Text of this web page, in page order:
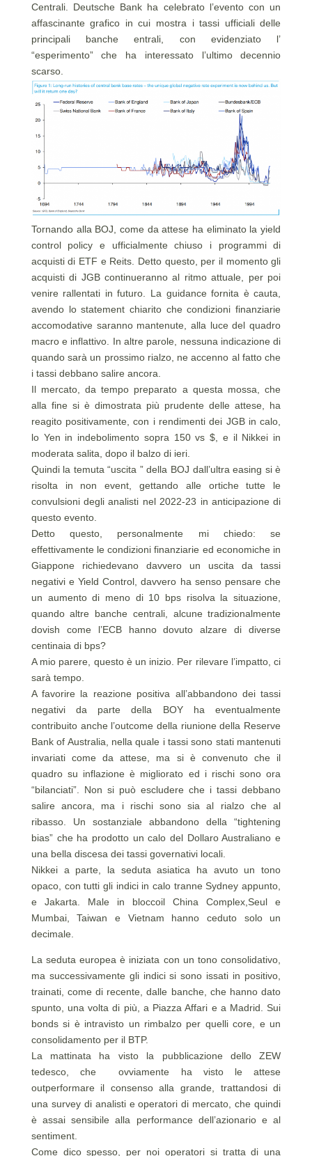
Centrali. Deutsche Bank ha celebrato l’evento con un
affascinante grafico in cui mostra i tassi ufficiali delle
principali banche entrali, con evidenziato l’
“esperimento” che ha interessato l’ultimo decennio
scarso.
Tornando alla BOJ, come da attese ha eliminato la yield
control policy e ufficialmente chiuso i programmi di
acquisti di ETF e Reits. Detto questo, per il momento gli
acquisti di JGB continueranno al ritmo attuale, per poi
venire rallentati in futuro. La guidance fornita è cauta,
avendo lo statement chiarito che condizioni finanziarie
accomodative saranno mantenute, alla luce del quadro
macro e inflattivo. In altre parole, nessuna indicazione di
quando sarà un prossimo rialzo, ne accenno al fatto che
i tassi debbano salire ancora.
Il mercato, da tempo preparato a questa mossa, che
alla fine si è dimostrata più prudente delle attese, ha
reagito positivamente, con i rendimenti dei JGB in calo,
lo Yen in indebolimento sopra 150 vs $, e il Nikkei in
moderata salita, dopo il balzo di ieri.
Quindi la temuta “uscita ” della BOJ dall’ultra easing si è
risolta in non event, gettando alle ortiche tutte le
convulsioni degli analisti nel 2022-23 in anticipazione di
questo evento.
Detto questo, personalmente mi chiedo: se
effettivamente le condizioni finanziarie ed economiche in
Giappone richiedevano davvero un uscita da tassi
negativi e Yield Control, davvero ha senso pensare che
un aumento di meno di 10 bps risolva la situazione,
quando altre banche centrali, alcune tradizionalmente
dovish come l’ECB hanno dovuto alzare di diverse
centinaia di bps?
A mio parere, questo è un inizio. Per rilevare l’impatto, ci
sarà tempo.
A favorire la reazione positiva all’abbandono dei tassi
negativi da parte della BOY ha eventualmente
contribuito anche l’outcome della riunione della Reserve
Bank of Australia, nella quale i tassi sono stati mantenuti
invariati come da attese, ma si è convenuto che il
quadro su inflazione è migliorato ed i rischi sono ora
“bilanciati”. Non si può escludere che i tassi debbano
salire ancora, ma i rischi sono sia al rialzo che al
ribasso. Un sostanziale abbandono della “tightening
bias” che ha prodotto un calo del Dollaro Australiano e
una bella discesa dei tassi governativi locali.
Nikkei a parte, la seduta asiatica ha avuto un tono
opaco, con tutti gli indici in calo tranne Sydney appunto,
e Jakarta. Male in bloccoil China Complex,Seul e
Mumbai, Taiwan e Vietnam hanno ceduto solo un
decimale.
La seduta europea è iniziata con un tono consolidativo,
ma successivamente gli indici si sono issati in positivo,
trainati, come di recente, dalle banche, che hanno dato
spunto, una volta di più, a Piazza Affari e a Madrid. Sui
bonds si è intravisto un rimbalzo per quelli core, e un
consolidamento per il BTP.
La mattinata ha visto la pubblicazione dello ZEW
tedesco, che ovviamente ha visto le attese
outperformare il consenso alla grande, trattandosi di
una survey di analisti e operatori di mercato, che quindi
è assai sensibile alla performance dell’azionario e al
sentiment.
Come dico spesso, per noi operatori si tratta di una